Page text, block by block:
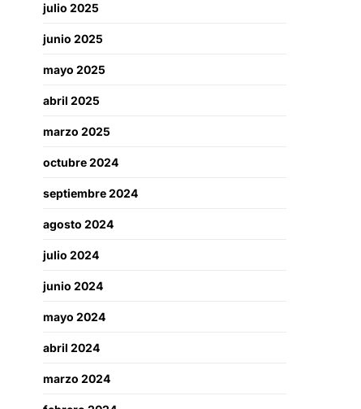
julio 2025
junio 2025
mayo 2025
abril 2025
marzo 2025
octubre 2024
septiembre 2024
agosto 2024
julio 2024
junio 2024
mayo 2024
abril 2024
marzo 2024